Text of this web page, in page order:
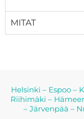
MITAT
Helsinki – Espoo–
Riihimäki –
– Järvenpää –